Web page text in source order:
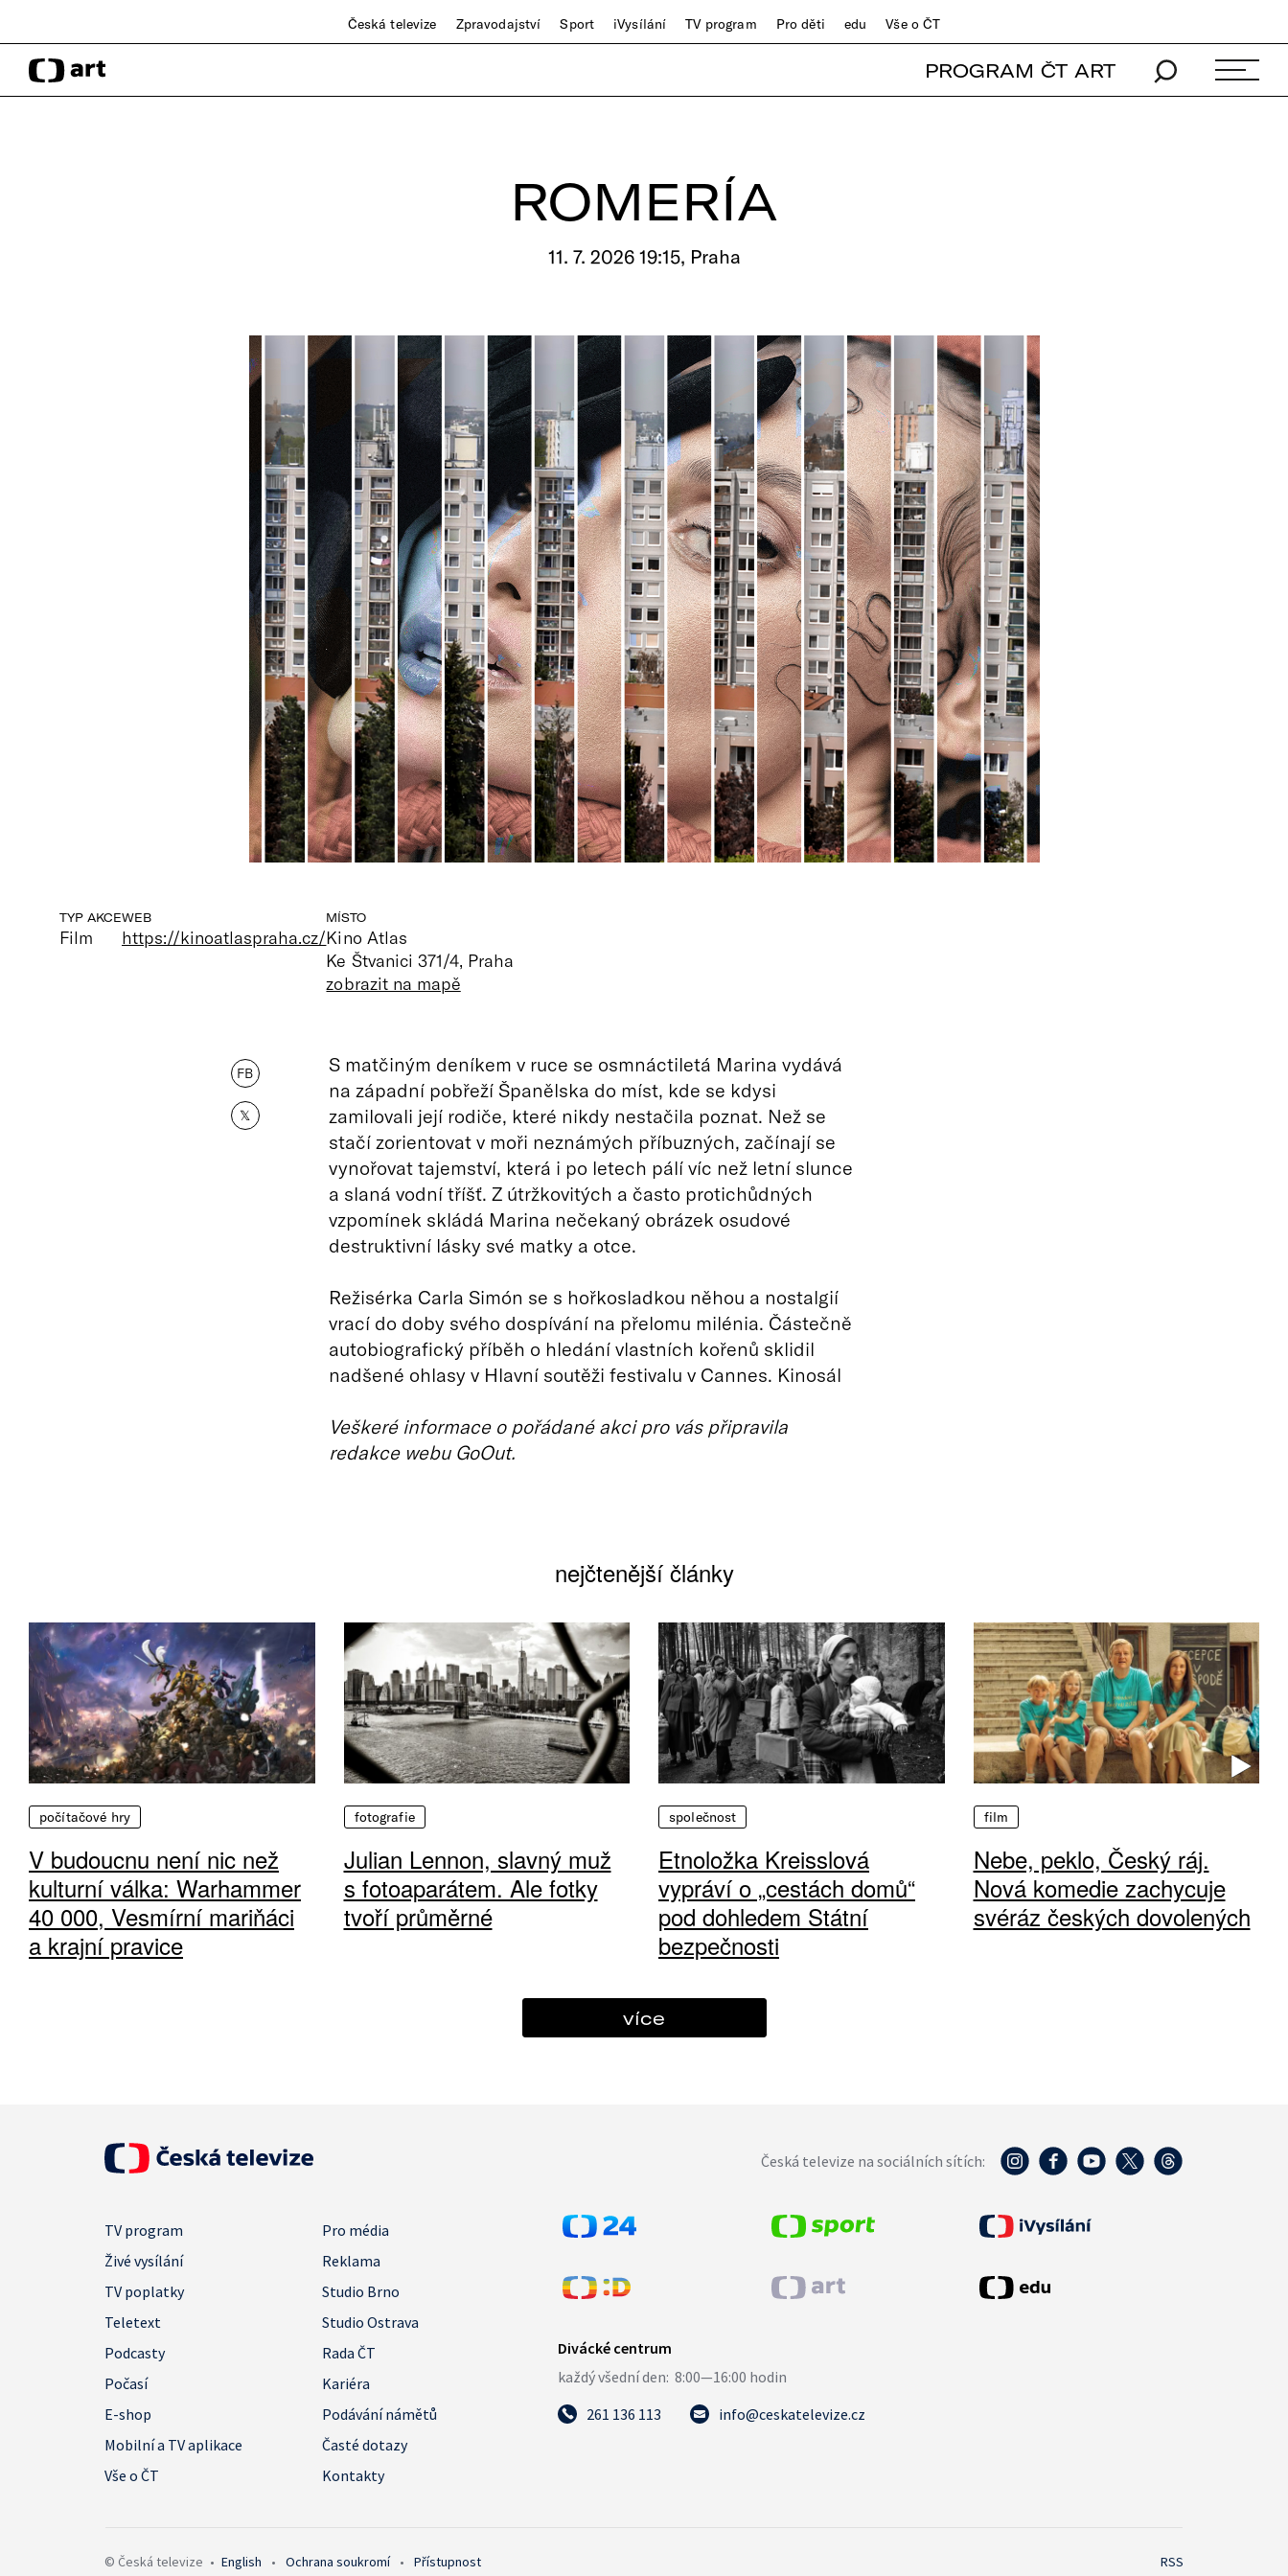
Česká televize Zpravodajství Sport iVysílání TV program Pro děti edu Vše o ČT
PROGRAM ČT ART
ROMERÍA
11. 7. 2026 19:15, Praha
TYP AKCE
Film
WEB
https://kinoatlaspraha.cz/
MÍSTO
Kino Atlas
Ke Štvanici 371/4, Praha
zobrazit na mapě
FB
𝕏
S matčiným deníkem v ruce se osmnáctiletá Marina vydává
na západní pobřeží Španělska do míst, kde se kdysi
zamilovali její rodiče, které nikdy nestačila poznat. Než se
stačí zorientovat v moři neznámých příbuzných, začínají se
vynořovat tajemství, která i po letech pálí víc než letní slunce
a slaná vodní tříšť. Z útržkovitých a často protichůdných
vzpomínek skládá Marina nečekaný obrázek osudové
destruktivní lásky své matky a otce.
Režisérka Carla Simón se s hořkosladkou něhou a nostalgií
vrací do doby svého dospívání na přelomu milénia. Částečně
autobiografický příběh o hledání vlastních kořenů sklidil
nadšené ohlasy v Hlavní soutěži festivalu v Cannes. Kinosál
Veškeré informace o pořádané akci pro vás připravila
redakce webu GoOut.
nejčtenější články
počítačové hry
V budoucnu není nic než
kulturní válka: Warhammer
40 000, Vesmírní mariňáci
a krajní pravice
fotografie
Julian Lennon, slavný muž
s fotoaparátem. Ale fotky
tvoří průměrné
společnost
Etnoložka Kreisslová
vypráví o „cestách domů“
pod dohledem Státní
bezpečnosti
film
Nebe, peklo, Český ráj.
Nová komedie zachycuje
svéráz českých dovolených
více
Česká televize na sociálních sítích:
TV program
Pro média
Živé vysílání
Reklama
TV poplatky
Studio Brno
Teletext
Studio Ostrava
Podcasty
Rada ČT
Počasí
Kariéra
E-shop
Podávání námětů
Mobilní a TV aplikace
Časté dotazy
Vše o ČT
Kontakty
261 136 113 info@ceskatelevize.cz
© Česká televize • English • Ochrana soukromí • Přístupnost RSS